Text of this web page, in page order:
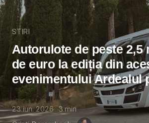
STIRI
Autorulote de peste 2,5
de euro la ediția din
evenimentului Ardealul
23 iun. 2026 3min